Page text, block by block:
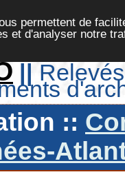
permettent de
et d'analyser notre
||
::